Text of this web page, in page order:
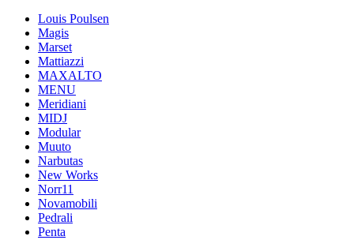
Louis Poulsen
Magis
Marset
Mattiazzi
MAXALTO
MENU
Meridiani
MIDJ
Modular
Muuto
Narbutas
New Works
Norr11
Novamobili
Pedrali
Penta